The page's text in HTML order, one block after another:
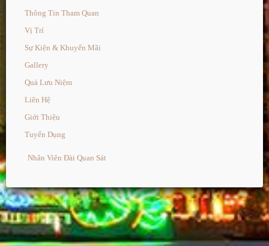
Thông Tin Tham Quan
Vị Trí
Sự Kiện & Khuyến Mãi
Gallery
Quà Lưu Niệm
Liên Hệ
Giới Thiệu
Tuyển Dụng
Nhân Viên Đài Quan Sát